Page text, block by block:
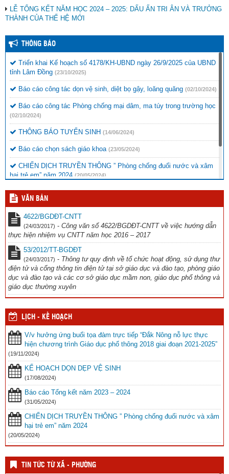
LỄ TỔNG KẾT NĂM HỌC 2024 – 2025: DẤU ẤN TRI ÂN VÀ TRƯỞNG
THÀNH CỦA THẾ HỆ MỚI
THÔNG BÁO
Triển khai Kế hoạch số 4178/KH-UBND ngày 26/9/2025 của UBND
tỉnh Lâm Đồng (23/10/2025)
Báo cáo công tác dọn vệ sinh, diệt bọ gậy, loăng quăng (02/10/2024)
Báo cáo công tác Phòng chống mại dâm, ma túy trong trường học
(02/10/2024)
THÔNG BÁO TUYỂN SINH (14/06/2024)
Báo cáo chọn sách giáo khoa (23/05/2024)
CHIẾN DỊCH TRUYỀN THÔNG ” Phòng chống đuối nước và xâm
hại trẻ em” năm 2024 (20/05/2024)
Thông báo chương trình văn nghệ (16/11/2023)
Công văn đi tập huấn Thể dục (12/10/2023)
VĂN BẢN
4622/BGDĐT-CNTT
(24/03/2017) - Công văn số 4622/BGDĐT-CNTT về việc hướng dẫn
thực hiện nhiệm vụ CNTT năm học 2016 – 2017
53/2012/TT-BGDĐT
(24/03/2017) - Thông tư quy định về tổ chức hoạt động, sử dụng thư
điện tử và cổng thông tin điện tử tại sở giáo dục và đào tạo, phòng giáo
dục và đào tạo và các cơ sở giáo dục mầm non, giáo dục phổ thông và
giáo dục thường xuyên
LỊCH - KẾ HOẠCH
V/v hưởng ứng buổi tọa đàm trực tiếp “Đắk Nông nỗ lực thực
hiện chương trình Giáo dục phổ thông 2018 giai đoạn 2021-2025”
(19/11/2024)
KẾ HOẠCH DỌN DẸP VỆ SINH
(17/08/2024)
Báo cáo Tổng kết năm 2023 – 2024
(31/05/2024)
CHIẾN DỊCH TRUYỀN THÔNG ” Phòng chống đuối nước và xâm
hại trẻ em” năm 2024
(20/05/2024)
TIN TỨC TỪ XÃ - PHƯỜNG